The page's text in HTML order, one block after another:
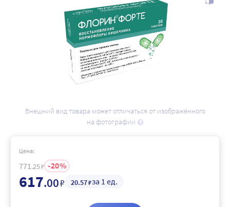
Внешний вид товара может отличаться от изображённого
на фотографии
Цена:
771 .25 ₽ 20
617.00₽ 20.57₽за 1 ед.